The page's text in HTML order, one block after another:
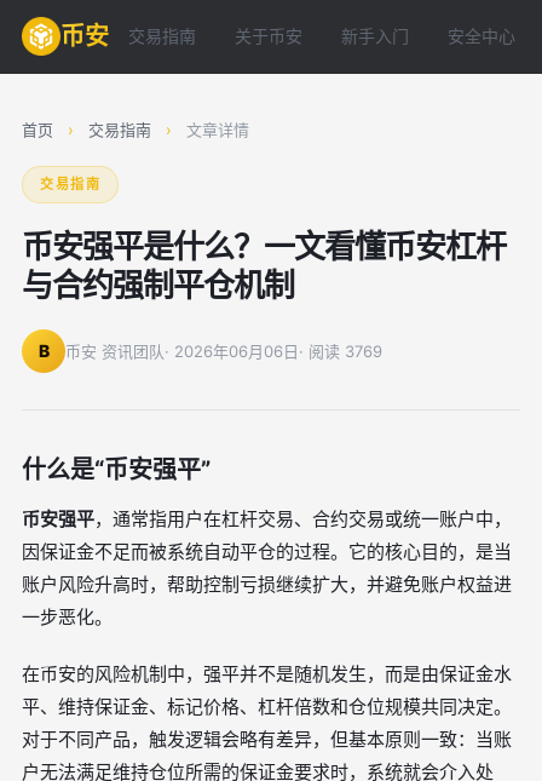
币安 交易指南 关于币安 新手入门 安全中心
首页 › 交易指南 › 文章详情
交易指南
币安强平是什么？一文看懂币安杠杆
与合约强制平仓机制
B 币安 资讯团队· 2026年06月06日· 阅读 3769
什么是“币安强平”
币安强平，通常指用户在杠杆交易、合约交易或统一账户中，
因保证金不足而被系统自动平仓的过程。它的核心目的，是当
账户风险升高时，帮助控制亏损继续扩大，并避免账户权益进
一步恶化。
在币安的风险机制中，强平并不是随机发生，而是由保证金水
平、维持保证金、标记价格、杠杆倍数和仓位规模共同决定。
对于不同产品，触发逻辑会略有差异，但基本原则一致：当账
户无法满足维持仓位所需的保证金要求时，系统就会介入处